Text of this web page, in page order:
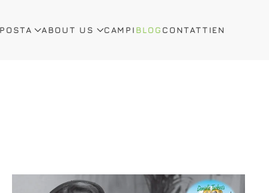
ABOUT US CAMPI BLOG CONTATTIEN